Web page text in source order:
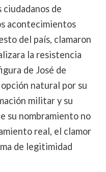
ciudadanos de
acontecimientos
del país, clamaron
la resistencia
de José de
natural por su
militar y su
su nombramiento no
real, el clamor
de legitimidad